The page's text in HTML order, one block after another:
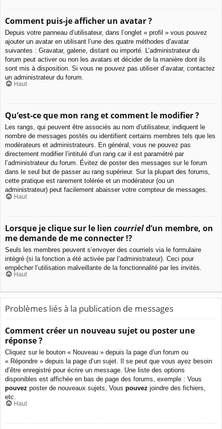
Comment puis-je afficher un avatar ?
Depuis votre panneau d’utilisateur, dans l’onglet « profil » vous pouvez
ajouter un avatar en utilisant l’une des quatre méthodes d’avatar
suivantes : Gravatar, galerie, distant ou importé. L’administrateur du
forum peut activer ou non les avatars et décider de la manière dont ils
sont mis à disposition. Si vous ne pouvez pas utiliser d’avatar, contactez
un administrateur du forum.
Haut
Qu’est-ce que mon rang et comment le modifier ?
Les rangs, qui peuvent être associés au nom d’utilisateur, indiquent le
nombre de messages postés ou identifient certains membres tels que les
modérateurs et administrateurs. En général, vous ne pouvez pas
directement modifier l’intitulé d’un rang car il est paramétré par
l’administrateur du forum. Évitez de poster des messages sur le forum
dans le seul but de passer au rang supérieur. Sur la plupart des forums,
cette pratique est rarement tolérée et un modérateur (ou un
administrateur) peut facilement abaisser votre compteur de messages.
Haut
Lorsque je clique sur le lien courrield’un membre, on
me demande de me connecter !?
Seuls les membres peuvent s’envoyer des courriels via le formulaire
intégré (si la fonction a été activée par l’administrateur). Ceci pour
empêcher l’utilisation malveillante de la fonctionnalité par les invités.
Haut
Problèmes liés à la publication de messages
Comment créer un nouveau sujet ou poster une
réponse ?
Cliquez sur le bouton « Nouveau » depuis la page d’un forum ou
« Répondre » depuis la page d’un sujet. Il se peut que vous ayez besoin
d’être enregistré pour écrire un message. Une liste des options
disponibles est affichée en bas de page des forums, exemple : Vous
pouvez poster de nouveaux sujets, Vous pouvez joindre des fichiers,
etc.
Haut